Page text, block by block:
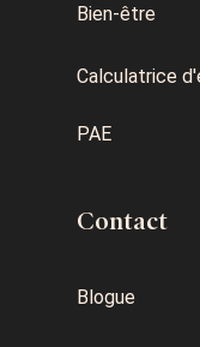
Bien-être
Calculatrice
PAE
Contact
Blogue